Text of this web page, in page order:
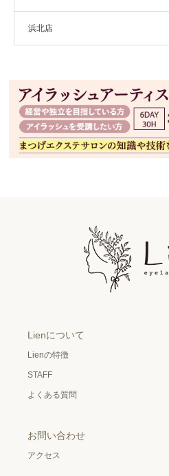
浜北店
Lienについて
Lienの特徴
STAFF
よくある質問
お問い合わせ
アクセス